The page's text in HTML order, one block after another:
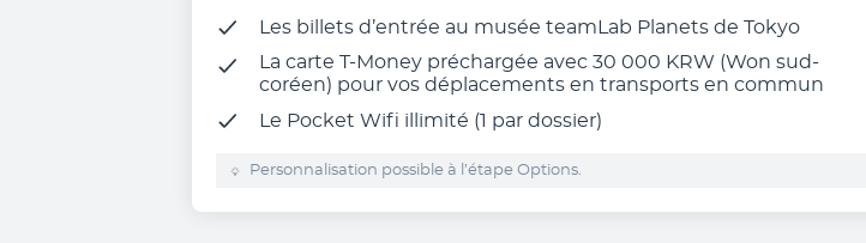
Les billets d’entrée au musée teamLab Planets de Tokyo
La carte T-Money préchargée avec 30 000 KRW (Won sud-
coréen) pour vos déplacements en transports en commun
Le Pocket Wifi illimité (1 par dossier)
Personnalisation possible à l’étape Options.